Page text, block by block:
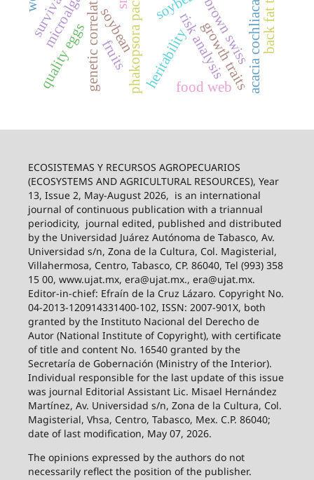
soybean risk analysisbrown swiss
heritability
genetic correlation acacia cochliacantha
quality eggs fruits
food web
microalgae
survival
growth traits
ECOSISTEMAS Y RECURSOS AGROPECUARIOS
(ECOSYSTEMS AND AGRICULTURAL RESOURCES), Year
13, Issue 2, May-August 2026, is an international
journal of continuous publication with a triannual
periodicity, journal edited, published and distributed
by the Universidad Juárez Autónoma de Tabasco, Av.
Universidad s/n, Zona de la Cultura, Col. Magisterial,
Villahermosa, Centro, Tabasco, CP. 86040, Tel (993) 358
15 00, www.ujat.mx, era@ujat.mx., era@ujat.mx.
Editor-in-chief: Efraín de la Cruz Lázaro. Copyright No.
04-2013-120914331400-102, ISSN: 2007-901X, both
granted by the Instituto Nacional del Derecho de
Autor (National Institute of Copyright), with certificate
of title and content No. 16540 granted by the
Secretaría de Gobernación (Ministry of the Interior).
Individual responsible for the last update of this issue
was journal Editorial Assistant Lic. Misael Hernández
Martínez, Av. Universidad s/n, Zona de la Cultura, Col.
Magisterial, Vhsa, Centro, Tabasco, Mex. C.P. 86040;
date of last modification, May 07, 2026.
The opinions expressed by the authors do not
necessarily reflect the position of the publisher.